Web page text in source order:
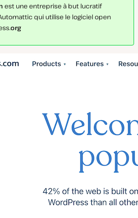
est une entreprise à but lucratif
qui utilise le logiciel open
org